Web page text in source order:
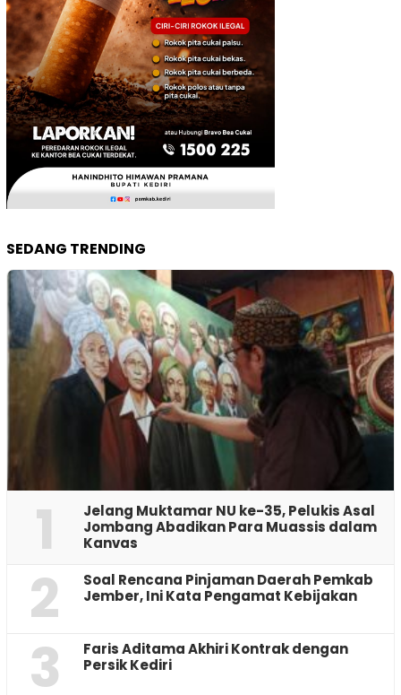
SEDANG TRENDING
1
Jelang Muktamar NU ke-35, Pelukis Asal
Jombang Abadikan Para Muassis dalam
Kanvas
2
‎Soal Rencana Pinjaman Daerah Pemkab
Jember, Ini Kata Pengamat Kebijakan ‎
3
Faris Aditama Akhiri Kontrak dengan
Persik Kediri